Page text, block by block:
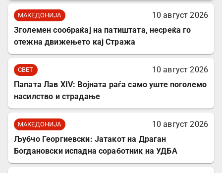
МАКЕДОНИЈА
10 август 2026
Зголемен сообраќај на патиштата, несреќа го
отежна движењето кај Стража
СВЕТ
10 август 2026
Папата Лав XIV: Војната раѓа само уште поголемо
насилство и страдање
МАКЕДОНИЈА
10 август 2026
Љубчо Георгиевски: Јатакот на Драган
Богдановски испадна соработник на УДБА